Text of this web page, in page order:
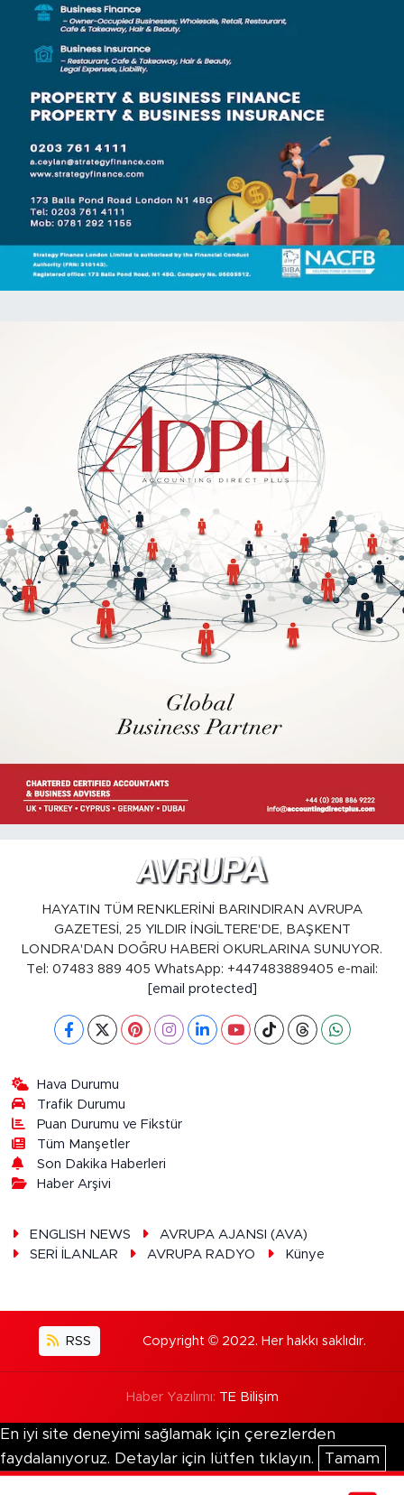
HAYATIN TÜM RENKLERİNİ BARINDIRAN AVRUPA
GAZETESİ, 25 YILDIR İNGİLTERE'DE, BAŞKENT
LONDRA'DAN DOĞRU HABERİ OKURLARINA SUNUYOR.
Tel: 07483 889 405 WhatsApp: +447483889405 e-mail:
[email protected]
Hava Durumu
Trafik Durumu
Puan Durumu ve Fikstür
Tüm Manşetler
Son Dakika Haberleri
Haber Arşivi
ENGLISH NEWS
AVRUPA AJANSI (AVA)
SERİ İLANLAR
AVRUPA RADYO Künye
RSS Copyright © 2022. Her hakkı saklıdır.
Haber Yazılımı: TE Bilişim
En iyi site deneyimi sağlamak için çerezlerden
faydalanıyoruz. Detaylar için lütfen tıklayın.
Tamam